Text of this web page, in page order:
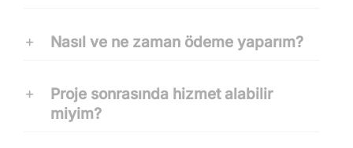
Nasıl ve ne zaman ödeme yaparım?
Proje sonrasında hizmet alabilir
miyim?